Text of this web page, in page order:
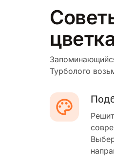
Турболого